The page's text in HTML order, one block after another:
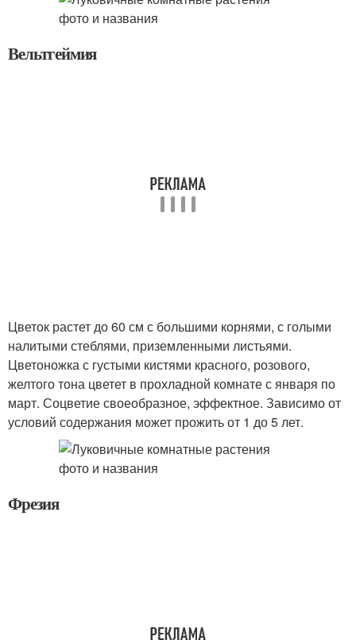
Вельтгеймия
Цветок растет до 60 см с большими корнями, с голыми
налитыми стеблями, приземленными листьями.
Цветоножка с густыми кистями красного, розового,
желтого тона цветет в прохладной комнате с января по
март. Соцветие своеобразное, эффектное. Зависимо от
условий содержания может прожить от 1 до 5 лет.
Фрезия